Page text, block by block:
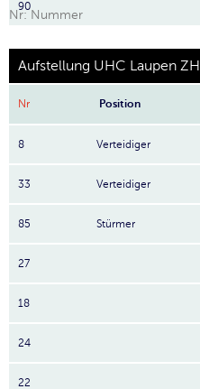
90
Nr: Nummer
Aufstellung UHC Laupen ZH
Nr Position
8 Verteidiger
33 Verteidiger
85 Stürmer
27
18
24
22